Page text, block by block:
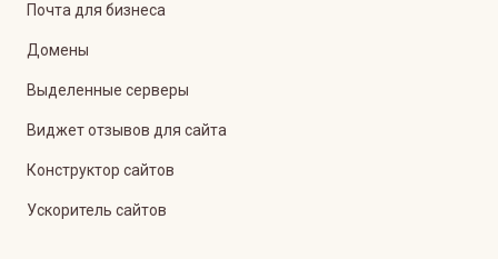
Почта для бизнеса
Домены
Выделенные серверы
Виджет отзывов для сайта
Конструктор сайтов
Ускоритель сайтов